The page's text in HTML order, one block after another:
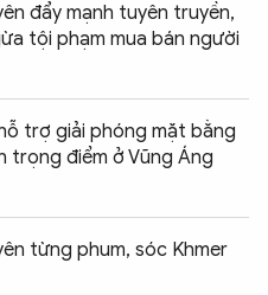
đẩy mạnh tuyên truyền,
tội phạm mua bán người
trợ giải phóng mặt bằng
trọng điểm ở Vũng Áng
từng phum, sóc Khmer